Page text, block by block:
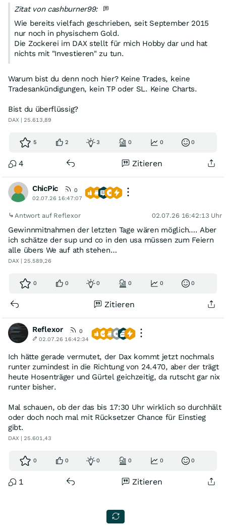
Zitat von cashburner99:
Wie bereits vielfach geschrieben, seit September 2015
nur noch in physischem Gold.
Die Zockerei im DAX stellt für mich Hobby dar und hat
nichts mit "Investieren" zu tun.
Warum bist du denn noch hier? Keine Trades, keine
Tradesankündigungen, kein TP oder SL. Keine Charts.
Bist du überflüssig?
DAX | 25.613,89
5 2 3 0 0 0
4 Zitieren
ChicPic
0
02.07.26 16:47:07
Antwort auf Reflexor 02.07.26 16:42:13 Uhr
Gewinnmitnahmen der letzten Tage wären möglich…. Aber
ich schätze der sup und co in den usa müssen zum Feiern
alle übers We auf ath stehen…
DAX | 25.589,26
0 0 0 0 0 0
Zitieren
Reflexor
0
02.07.26 16:42:34
Ich hätte gerade vermutet, der Dax kommt jetzt nochmals
runter zumindest in die Richtung von 24.470, aber der trägt
heute Hosenträger und Gürtel geichzeitig, da rutscht gar nix
runter bisher.
Mal schauen, ob der das bis 17:30 Uhr wirklich so durchhält
oder doch noch mal mit Rücksetzer Chance für Einstieg
gibt.
DAX | 25.601,43
0 0 0 0 0 0
1 Zitieren